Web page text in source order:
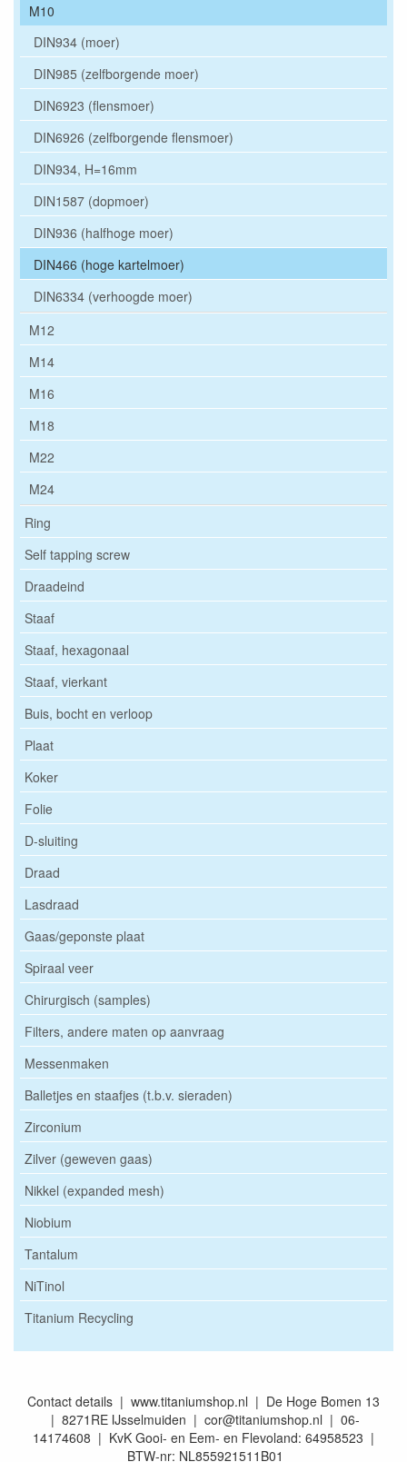
M10
DIN934 (moer)
DIN985 (zelfborgende moer)
DIN6923 (flensmoer)
DIN6926 (zelfborgende flensmoer)
DIN934, H=16mm
DIN1587 (dopmoer)
DIN936 (halfhoge moer)
DIN466 (hoge kartelmoer)
DIN6334 (verhoogde moer)
M12
M14
M16
M18
M22
M24
Ring
Self tapping screw
Draadeind
Staaf
Staaf, hexagonaal
Staaf, vierkant
Buis, bocht en verloop
Plaat
Koker
Folie
D-sluiting
Draad
Lasdraad
Gaas/geponste plaat
Spiraal veer
Chirurgisch (samples)
Filters, andere maten op aanvraag
Messenmaken
Balletjes en staafjes (t.b.v. sieraden)
Zirconium
Zilver (geweven gaas)
Nikkel (expanded mesh)
Niobium
Tantalum
NiTinol
Titanium Recycling
Contact details | www.titaniumshop.nl | De Hoge Bomen 13
| 8271RE IJsselmuiden | cor@titaniumshop.nl | 06-
14174608 | KvK Gooi- en Eem- en Flevoland: 64958523 |
BTW-nr: NL855921511B01